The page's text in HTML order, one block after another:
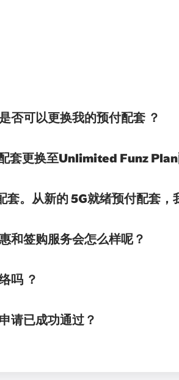
否可以更换我的预付配套 ？
更换至Unlimited Funz Plan
。从新的 5G就绪预付配套，
和签购服务会怎么样呢？
吗 ？
请已成功通过？